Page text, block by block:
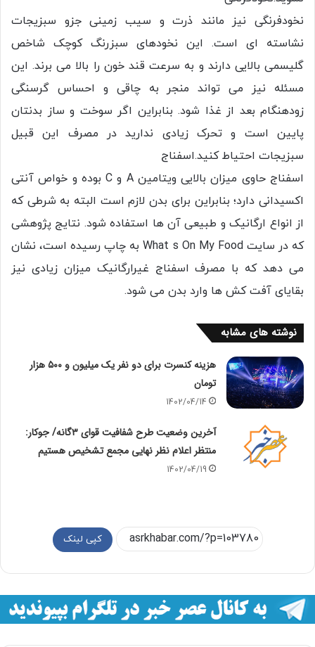
نخودفرنگی نیز مانند ذرت و سیب زمینی جزو سبزیجات
نشاسته ای است. این نخودهای سبزرنگ کوچک شاخص
گلیسمی بالایی دارند و به سرعت قند خون را بالا می برند. این
مسئله نیز می تواند منجر به چاقی و احساس گرسنگی
زودهنگام بعد از غذا شود. بنابراین اگر سوخت و ساز بدنتان
پایین است و تحرک زیادی ندارید در مصرف این قبیل
سبزیجات احتیاط کنید.اسفناج
اسفناج حاوی میزان بالایی ویتامین A و C بوده و خواص آنتی
اکسیدانی دارد؛ بنابراین برای بدن لازم است البته به شرطی که
از انواع ارگانیک و طبیعی آن ها استفاده شود. نتایج پژوهشی
که در سایت What s On My Food به چاپ رسیده است، نشان
می دهد که با مصرف اسفناج غیرارگانیک میزان زیادی نیز
بقایای آفت کش ها وارد بدن می شود.
نوشته های مشابه
هزینه کنسرت برای دو نفر یک میلیون و ۵۰۰ هزار
تومان
1402/04/14
آخرین وضعیت طرح شفافیت قوای ۳گانه/ جوکار:
منتظر اعلام نظر نهایی مجمع تشخیص هستیم
1402/04/19
کپی لینک